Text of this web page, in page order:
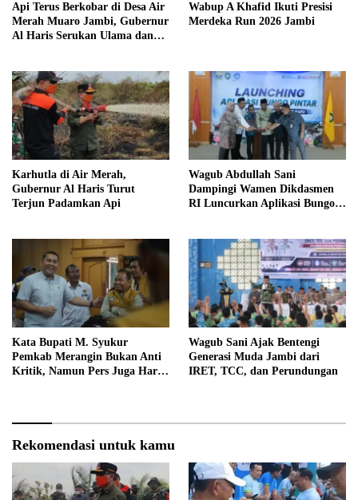
Api Terus Berkobar di Desa Air
Merah Muaro Jambi, Gubernur
Al Haris Serukan Ulama dan
Wabup A Khafid Ikuti Presisi
Merdeka Run 2026 Jambi
Karhutla di Air Merah,
Gubernur Al Haris Turut
Terjun Padamkan Api
Wagub Abdullah Sani
Dampingi Wamen Dikdasmen
RI Luncurkan Aplikasi Bungo
Kata Bupati M. Syukur
Pemkab Merangin Bukan Anti
Kritik, Namun Pers Juga Harus
Wagub Sani Ajak Bentengi
Generasi Muda Jambi dari
IRET, TCC, dan Perundungan
Rekomendasi untuk kamu